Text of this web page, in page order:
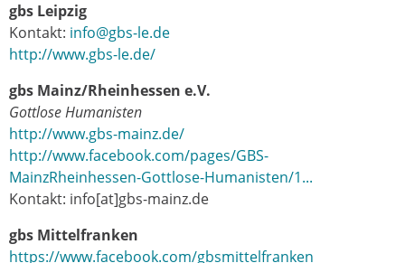
gbs Leipzig
Kontakt: info@gbs-le.de
http://www.gbs-le.de/
gbs Mainz/Rheinhessen e.V.
Gottlose Humanisten
http://www.gbs-mainz.de/
http://www.facebook.com/pages/GBS-
MainzRheinhessen-Gottlose-Humanisten/1...
Kontakt: info[at]gbs-mainz.de
gbs Mittelfranken
https://www.facebook.com/gbsmittelfranken